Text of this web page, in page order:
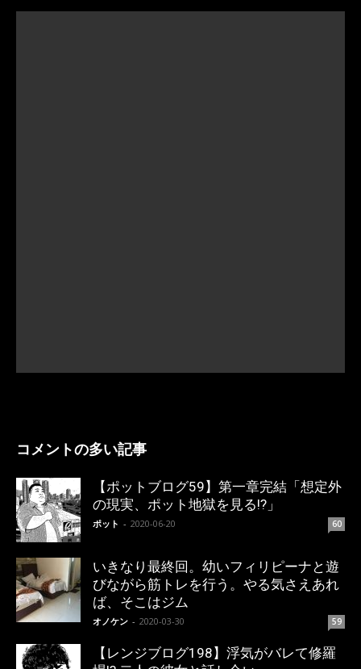
コメントの多い記事
【ポットブログ59】第一章完結「想定外
の現実、ポット地獄を見る!?」
ポット - 2020-06-20 60
いきなり最終回。幼いフィリピーナと遊
びながら筋トレを行う。やる気さえあれ
ば、そこはジム
オノケン - 2020-03-30 59
【レンジブログ198】浮気がバレて修羅